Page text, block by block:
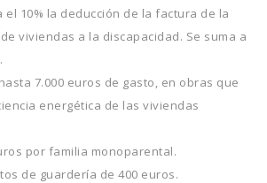
el 10% la deducción de la factura de la
viviendas a la discapacidad. Se suma a
7.000 euros de gasto, en obras que
energética de las viviendas
por familia monoparental.
de guardería de 400 euros.